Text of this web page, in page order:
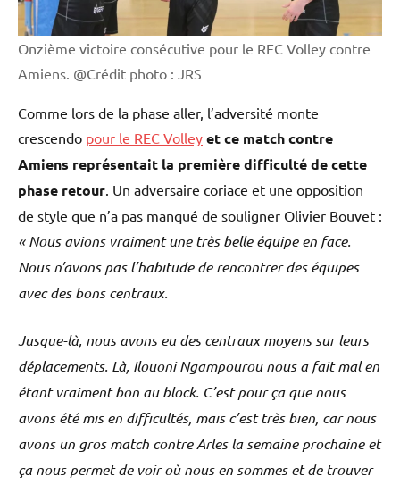
Onzième victoire consécutive pour le REC Volley contre
Amiens. @Crédit photo : JRS
Comme lors de la phase aller, l’adversité monte
crescendo pour le REC Volley et ce match contre
Amiens représentait la première difficulté de cette
phase retour. Un adversaire coriace et une opposition
de style que n’a pas manqué de souligner Olivier Bouvet :
« Nous avions vraiment une très belle équipe en face.
Nous n’avons pas l’habitude de rencontrer des équipes
avec des bons centraux.
Jusque-là, nous avons eu des centraux moyens sur leurs
déplacements. Là, Ilouoni Ngampourou nous a fait mal en
étant vraiment bon au block. C’est pour ça que nous
avons été mis en difficultés, mais c’est très bien, car nous
avons un gros match contre Arles la semaine prochaine et
ça nous permet de voir où nous en sommes et de trouver